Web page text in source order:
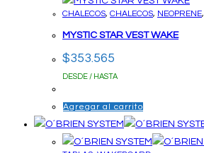
CHALECOS, CHALECOS, NEOPRENE,
MYSTIC STAR VEST WAKE
$353.565
DESDE / HASTA
Agregar al carrito